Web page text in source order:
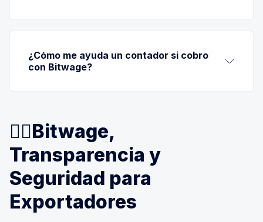
36.000 dólares anuales sin pesificar
¿Cómo me ayuda un contador si cobro
con Bitwage?
tu situación fiscal
👉🏼Bitwage,
Transparencia y
Seguridad para
Exportadores